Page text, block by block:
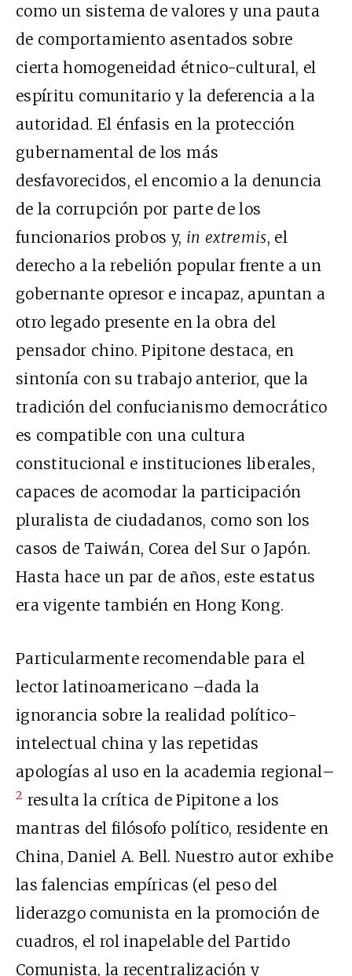
como un sistema de valores y una pauta
de comportamiento asentados sobre
cierta homogeneidad étnico-cultural, el
espíritu comunitario y la deferencia a la
autoridad. El énfasis en la protección
gubernamental de los más
desfavorecidos, el encomio a la denuncia
de la corrupción por parte de los
funcionarios probos y, in extremis, el
derecho a la rebelión popular frente a un
gobernante opresor e incapaz, apuntan a
otro legado presente en la obra del
pensador chino. Pipitone destaca, en
sintonía con su trabajo anterior, que la
tradición del confucianismo democrático
es compatible con una cultura
constitucional e instituciones liberales,
capaces de acomodar la participación
pluralista de ciudadanos, como son los
casos de Taiwán, Corea del Sur o Japón.
Hasta hace un par de años, este estatus
era vigente también en Hong Kong.
Particularmente recomendable para el
lector latinoamericano –dada la
ignorancia sobre la realidad político-
intelectual china y las repetidas
apologías al uso en la academia regional–
2 resulta la crítica de Pipitone a los
mantras del filósofo político, residente en
China, Daniel A. Bell. Nuestro autor exhibe
las falencias empíricas (el peso del
liderazgo comunista en la promoción de
cuadros, el rol inapelable del Partido
Comunista, la recentralización y